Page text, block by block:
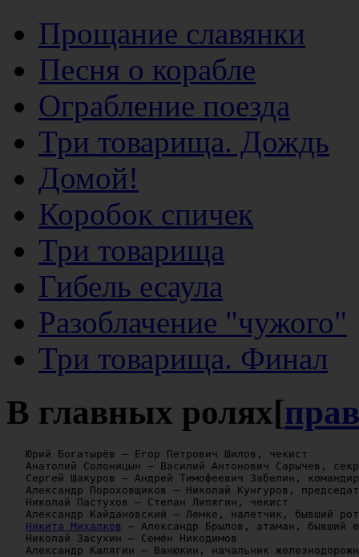
Прощание славянки
Песня о корабле
Ограбление поезда
Три товарища. Дождь
Домой!
Коробок спичек
Три товарища
Гибель есаула
Разоблачение "чужого"
Три товарища. Финал
В главных ролях[
   Юрий Богатырёв — Егор Петрович Шилов, чекист
Анатолий Солоницын — Василий Антонович Сарычев,
Сергей Шакуров — Андрей Тимофеевич Забелин,
Александр Пороховщиков — Николай Кунгуров,
   Николай Пастухов — Степан Липягин, чекист
Александр Кайдановский — Лемке, налетчик, бывший
Никита Михалков
— Александр Брылов, атаман, бывший
   Николай Засухин — Семён Никодимов
Александр Калягин — Ванюкин, начальник